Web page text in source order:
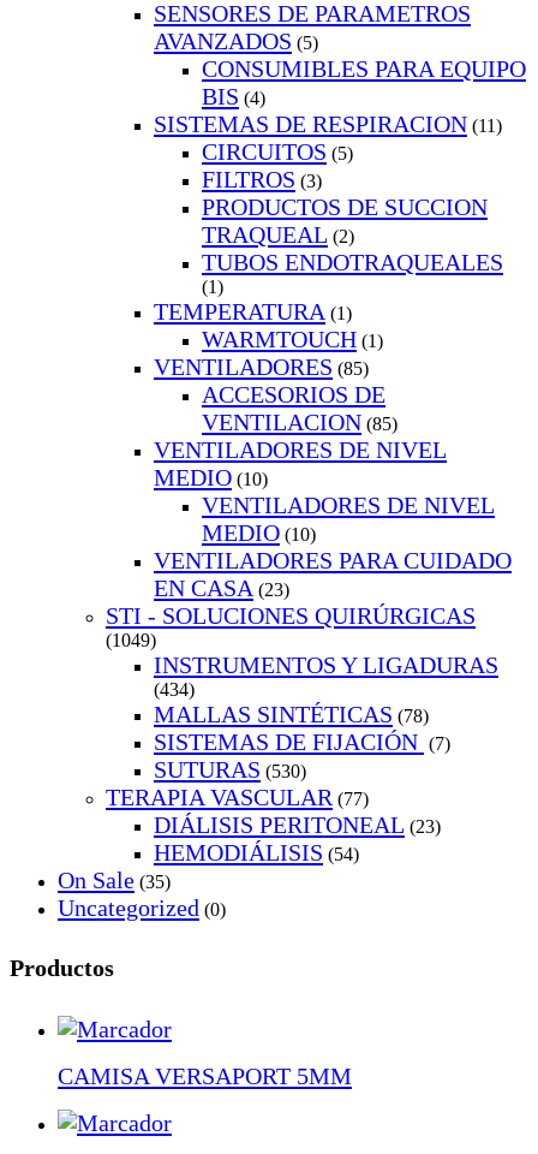
SENSORES DE PARAMETROS
AVANZADOS (5)
CONSUMIBLES PARA EQUIPO
BIS (4)
SISTEMAS DE RESPIRACION (11)
CIRCUITOS (5)
FILTROS (3)
PRODUCTOS DE SUCCION
TRAQUEAL (2)
TUBOS ENDOTRAQUEALES
(1)
TEMPERATURA (1)
WARMTOUCH (1)
VENTILADORES (85)
ACCESORIOS DE
VENTILACION (85)
VENTILADORES DE NIVEL
MEDIO (10)
VENTILADORES DE NIVEL
MEDIO (10)
VENTILADORES PARA CUIDADO
EN CASA (23)
STI - SOLUCIONES QUIRÚRGICAS
(1049)
INSTRUMENTOS Y LIGADURAS
(434)
MALLAS SINTÉTICAS (78)
SISTEMAS DE FIJACIÓN (7)
SUTURAS (530)
TERAPIA VASCULAR (77)
DIÁLISIS PERITONEAL (23)
HEMODIÁLISIS (54)
On Sale (35)
Uncategorized (0)
Productos
CAMISA VERSAPORT 5MM